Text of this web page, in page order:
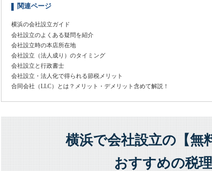
関連ページ
横浜の会社設立ガイド
会社設立のよくある疑問を紹介
会社設立時の本店所在地
会社設立（法人成り）のタイミング
会社設立と行政書士
会社設立・法人化で得られる節税メリット
合同会社（LLC）とは？メリット・デメリット含めて解説！
横浜で会社設立の 【
おすすめの税